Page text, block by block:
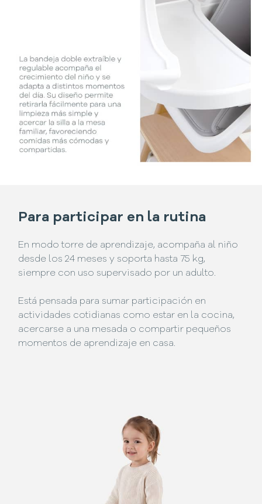
Para participar en la rutina
En modo torre de aprendizaje, acompaña al niño
desde los 24 meses y soporta hasta 75 kg,
siempre con uso supervisado por un adulto.
Está pensada para sumar participación en
actividades cotidianas como estar en la cocina,
acercarse a una mesada o compartir pequeños
momentos de aprendizaje en casa.